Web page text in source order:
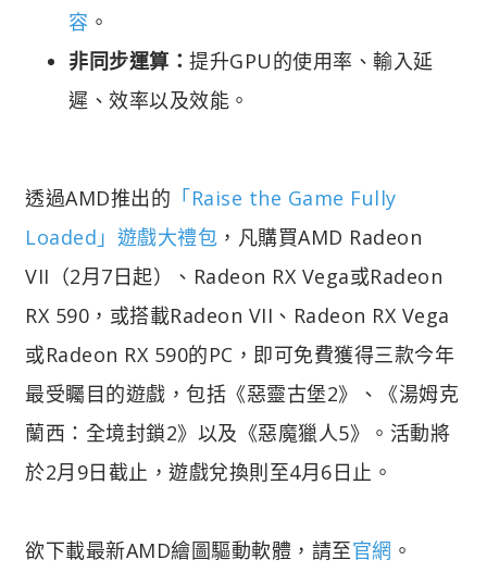
容 。
非同步運算： 提升GPU的使用率、輸入延
遲、效率以及效能。
透過AMD推出的 「Raise the Game Fully
Loaded」遊戲大禮包 ，凡購買AMD Radeon
VII（2月7日起）、Radeon RX Vega或Radeon
RX 590，或搭載Radeon VII、Radeon RX Vega
或Radeon RX 590的PC，即可免費獲得三款今年
最受矚目的遊戲，包括《惡靈古堡2》、《湯姆克
蘭西：全境封鎖2》以及《惡魔獵人5》。活動將
於2月9日截止，遊戲兌換則至4月6日止。
欲下載最新AMD繪圖驅動軟體，請至官網 。